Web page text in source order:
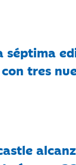
séptima
tres